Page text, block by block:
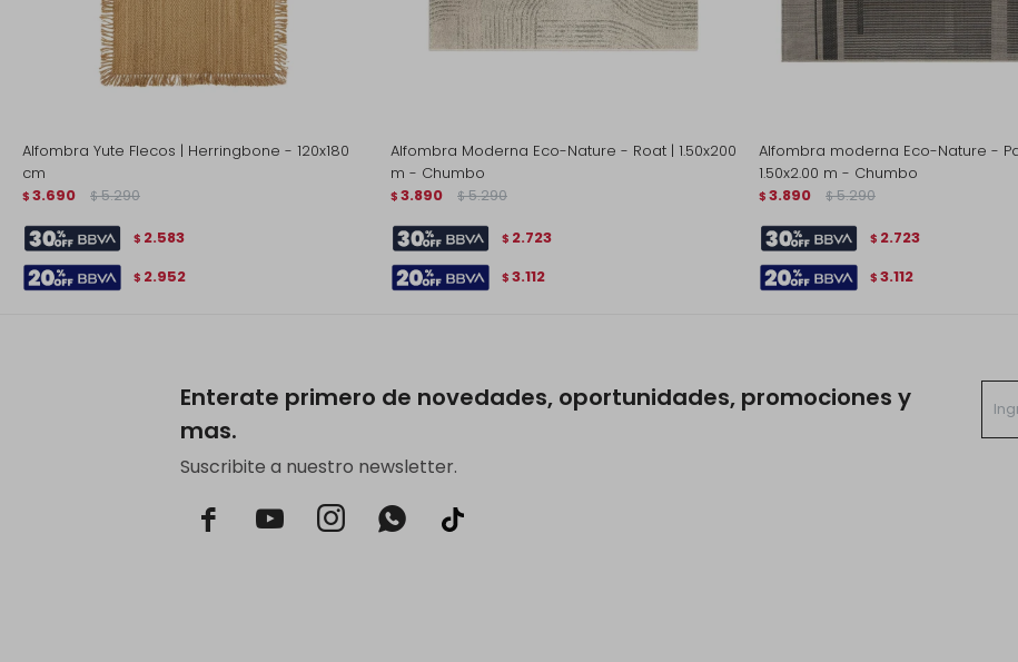
Alfombra Yute Flecos | Herringbone - 120x180
cm
$ 3.690 $ 5.290
$ 2.583
$ 2.952
Alfombra Moderna Eco-Nature - Roat | 1.50x200
m - Chumbo
$ 3.890 $ 5.290
$ 2.723
$ 3.112
Alfombra moderna Eco-Nature -
1.50x2.00 m - Chumbo
$ 3.890 $ 5.290
$ 2.723
$ 3.112
Enterate primero de novedades, oportunidades, promociones y
mas.
Suscribite a nuestro newsletter.
  